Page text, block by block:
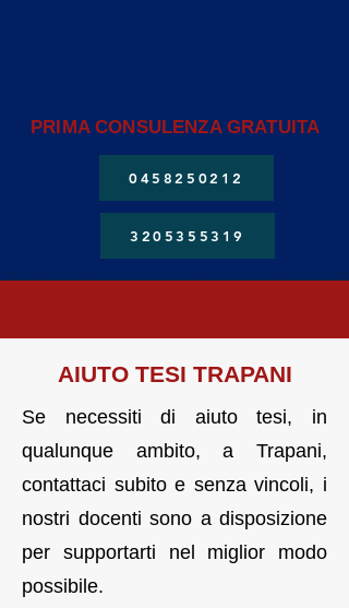
PRIMA CONSULENZA GRATUITA
0458250212
3205355319
AIUTO TESI TRAPANI
Se necessiti di aiuto tesi, in
qualunque ambito, a Trapani,
contattaci subito e senza vincoli, i
nostri docenti sono a disposizione
per supportarti nel miglior modo
possibile.